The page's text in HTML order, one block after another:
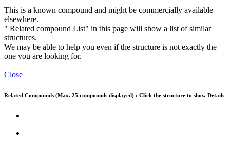
This is a known compound and might be commercially available
elsewhere.
" Related compound List" in this page will show a list of similar
structures.
We may be able to help you even if the structure is not exactly the
one you are looking for.
Close
Related Compounds (Max. 25 compounds displayed) : Click the structure to show Details